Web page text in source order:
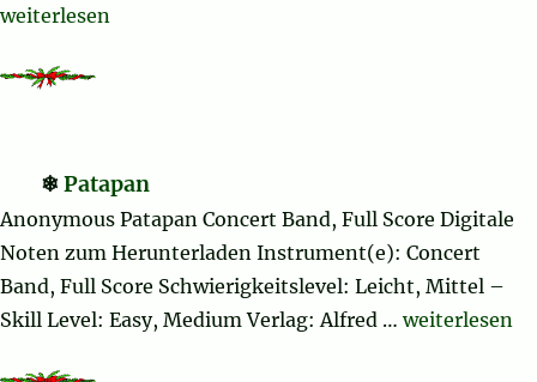
„Winter Wonderland (complete)“
weiterlesen
Patapan
Anonymous Patapan Concert Band, Full Score Digitale
Noten zum Herunterladen Instrument(e): Concert
Band, Full Score Schwierigkeitslevel: Leicht, Mittel –
Skill Level: Easy, Medium Verlag: Alfred …„Patapan“
weiterlesen